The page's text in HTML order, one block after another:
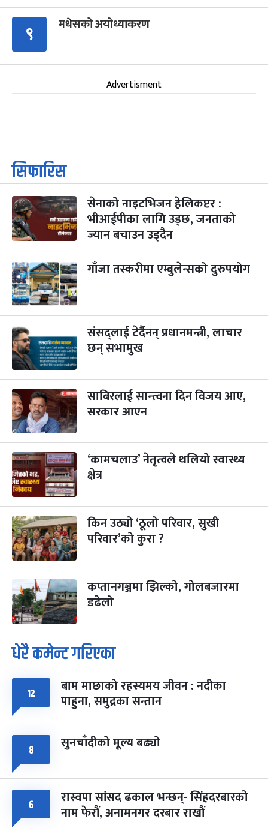
९ मधेसको अयोध्याकरण
Advertisment
सिफारिस
सेनाको नाइटभिजन हेलिकप्टर :
भीआईपीका लागि उड्छ, जनताको
ज्यान बचाउन उड्दैन
गाँजा तस्करीमा एम्बुलेन्सको दुरुपयोग
संसद्लाई टेर्दैनन् प्रधानमन्त्री, लाचार
छन् सभामुख
साबिरलाई सान्त्वना दिन विजय आए,
सरकार आएन
‘कामचलाउ’ नेतृत्वले थलियो स्वास्थ्य
क्षेत्र
किन उठ्यो ‘ठूलो परिवार, सुखी
परिवार’को कुरा ?
कप्तानगञ्जमा झिल्को, गोलबजारमा
डढेलो
धेरै कमेन्ट गरिएका
१२ बाम माछाको रहस्यमय जीवन : नदीका
पाहुना, समुद्रका सन्तान
८ सुनचाँदीको मूल्य बढ्यो
६ रास्वपा सांसद ढकाल भन्छन्- सिंहदरबारको
नाम फेरौं, अनामनगर दरबार राखौं